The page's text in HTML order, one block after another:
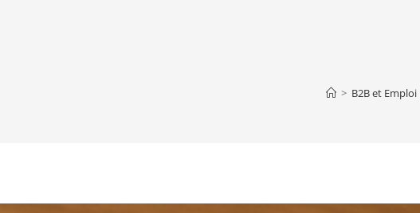
> B2B et Emploi